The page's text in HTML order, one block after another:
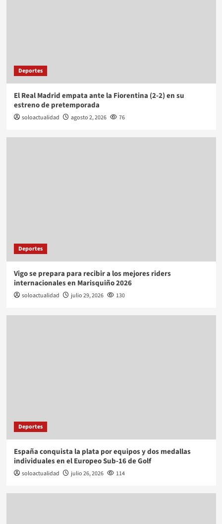
Deportes
El Real Madrid empata ante la Fiorentina (2-2) en su
estreno de pretemporada
soloactualidad agosto 2, 2026 76
Deportes
Vigo se prepara para recibir a los mejores riders
internacionales en Marisquiño 2026
soloactualidad julio 29, 2026 130
Deportes
España conquista la plata por equipos y dos medallas
individuales en el Europeo Sub-16 de Golf
soloactualidad julio 26, 2026 114